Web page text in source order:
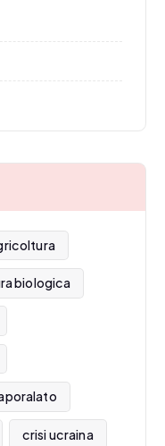
biologica
crisi ucraina